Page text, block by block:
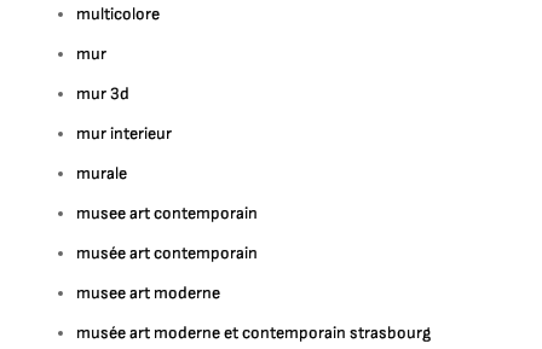
multicolore
mur
mur 3d
mur interieur
murale
musee art contemporain
musée art contemporain
musee art moderne
musée art moderne et contemporain strasbourg